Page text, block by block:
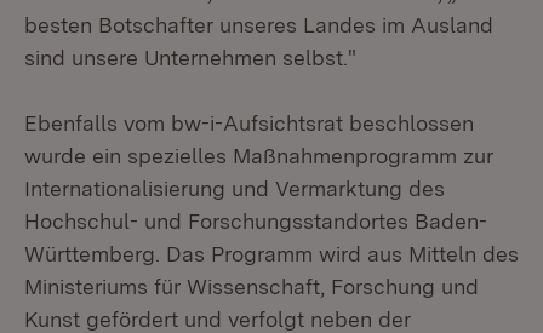
besten Botschafter unseres Landes im Ausland
sind unsere Unternehmen selbst."
Ebenfalls vom bw-i-Aufsichtsrat beschlossen
wurde ein spezielles Maßnahmenprogramm zur
Internationalisierung und Vermarktung des
Hochschul- und Forschungsstandortes Baden-
Württemberg. Das Programm wird aus Mitteln des
Ministeriums für Wissenschaft, Forschung und
Kunst gefördert und verfolgt neben der